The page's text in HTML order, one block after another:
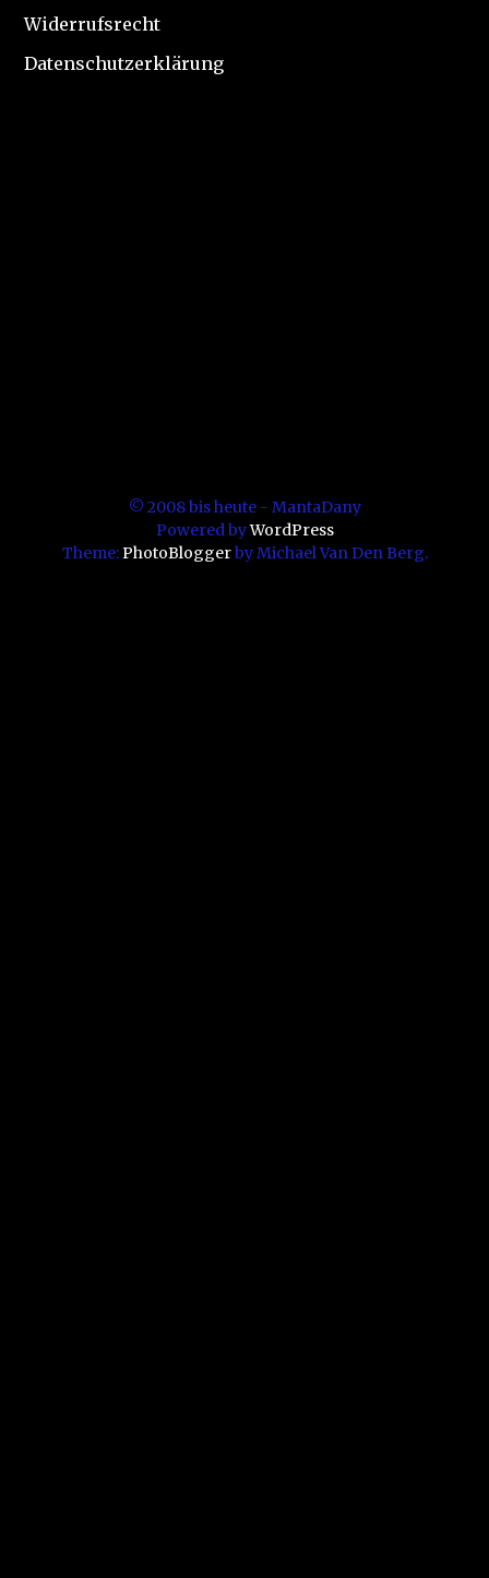
Widerrufsrecht
Datenschutzerklärung
© 2008 bis heute - MantaDany
Powered byWordPress
Theme:PhotoBloggerby Michael Van Den Berg.